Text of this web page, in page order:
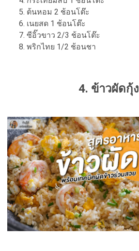
ต้นหอม 2 ช้อนโต๊ะ
เนยสด 1 ช้อนโต๊ะ
ซีอิ๊วขาว 2/3 ช้อนโต๊ะ
พริกไทย 1/2 ช้อนชา
4. ข้าวผัดกุ้ง